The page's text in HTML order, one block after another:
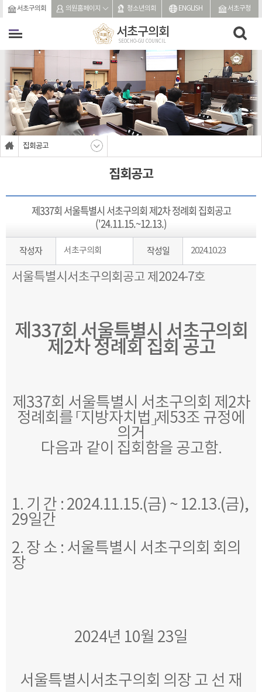
본문바로가기
서초구의회 의원홈페이지 청소년의회 ENGLISH 서초구청
서초구의회
SEOCHO-GU COUNCIL
집회공고
집회공고
제337회 서울특별시 서초구의회 제2차 정례회 집회공고
('24.11.15.~12.13.)
작성자 서초구의회 작성일 2024.10.23
서울특별시서초구의회공고 제2024-7호
제337회 서울특별시 서초구의회
제2차 정례회 집회 공고
제337회 서울특별시 서초구의회 제2차
정례회를 「지방자치법」제53조 규정에
의거
다음과 같이 집회함을 공고함.
1. 기 간 : 2024.11.15.(금) ~ 12.13.(금),
29일간
2. 장 소 : 서울특별시 서초구의회 회의
장
2024년 10월 23일
서울특별시서초구의회 의장 고 선 재